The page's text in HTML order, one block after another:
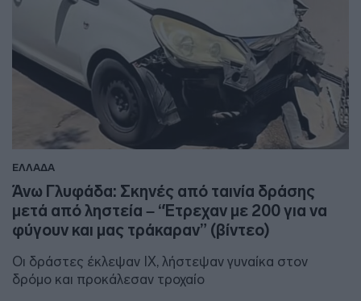
ΕΛΛΑΔΑ
Άνω Γλυφάδα: Σκηνές από ταινία δράσης
μετά από ληστεία – “Έτρεχαν με 200 για να
φύγουν και μας τράκαραν” (βίντεο)
Οι δράστες έκλεψαν ΙΧ, λήστεψαν γυναίκα στον
δρόμο και προκάλεσαν τροχαίο